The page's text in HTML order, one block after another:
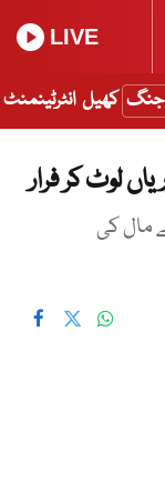
LIVE
جنگ کھیل انٹرٹینمنٹ
مال کی